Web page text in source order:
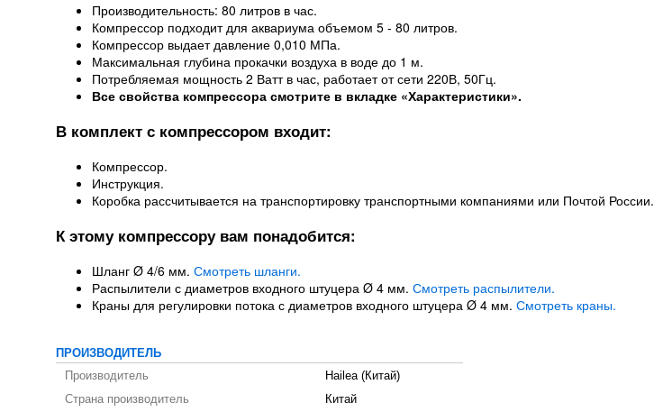
Производительность: 80 литров в час.
Компрессор подходит для аквариума объемом 5 - 80 литров.
Компрессор выдает давление 0,010 МПа.
Максимальная глубина прокачки воздуха в воде до 1 м.
Потребляемая мощность 2 Ватт в час, работает от сети 220В, 50Гц.
Все свойства компрессора смотрите в вкладке «Характеристики».
В комплект с компрессором входит:
Компрессор.
Инструкция.
Коробка рассчитывается на транспортировку транспортными компаниями или Почтой России.
К этому компрессору вам понадобится:
Шланг Ø 4/6 мм. Смотреть шланги.
Распылители с диаметров входного штуцера Ø 4 мм. Смотреть распылители.
Краны для регулировки потока с диаметров входного штуцера Ø 4 мм. Смотреть краны.
ПРОИЗВОДИТЕЛЬ
Производитель
Hailea (Китай)
Страна производитель
Китай